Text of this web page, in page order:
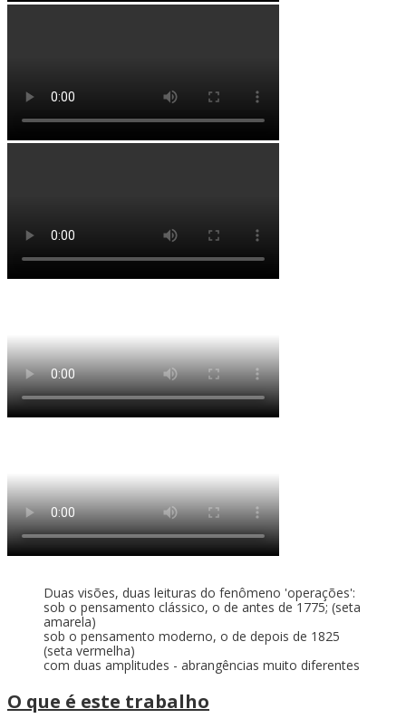
Duas visões, duas leituras do fenômeno 'operações':
sob o pensamento clássico, o de antes de 1775; (seta
amarela)
sob o pensamento moderno, o de depois de 1825
(seta vermelha)
com duas amplitudes - abrangências muito diferentes
O que é este trabalho